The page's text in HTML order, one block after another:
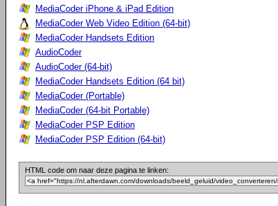
MediaCoder iPhone & iPad Edition
MediaCoder Web Video Edition (64-bit)
MediaCoder Handsets Edition
AudioCoder
AudioCoder (64-bit)
MediaCoder Handsets Edition (64 bit)
MediaCoder (Portable)
MediaCoder (64-bit Portable)
MediaCoder PSP Edition
MediaCoder PSP Edition (64-bit)
HTML code om naar deze pagina te linken: